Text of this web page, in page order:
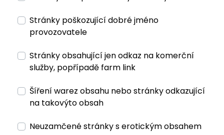
Stránky poškozující dobré jméno
provozovatele
Stránky obsahující jen odkaz na komerční
služby, popřípadě farm link
Šíření warez obsahu nebo stránky odkazující
na takovýto obsah
Neuzamčené stránky s erotickým obsahem